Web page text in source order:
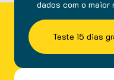
dados com o
Teste 15 dias
sem